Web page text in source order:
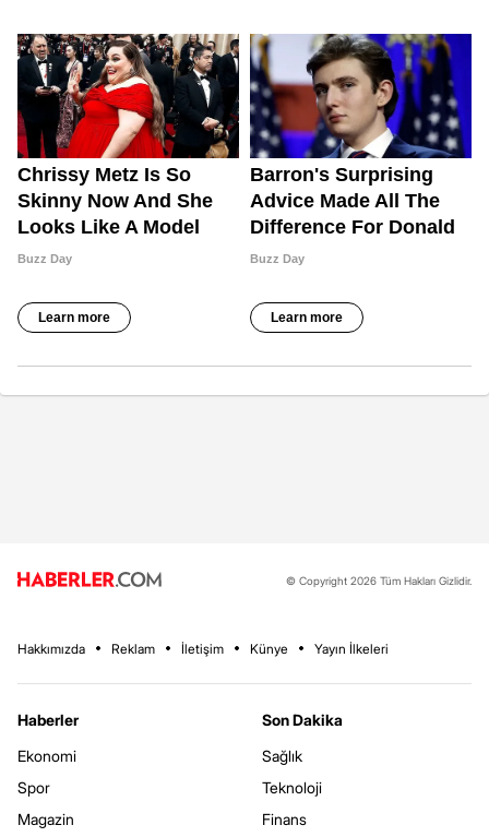
© Copyright 2026 Tüm Hakları Gizlidir.
Hakkımızda Reklam İletişim Künye Yayın İlkeleri
Haberler
Ekonomi
Spor
Magazin
Son Dakika
Sağlık
Teknoloji
Finans